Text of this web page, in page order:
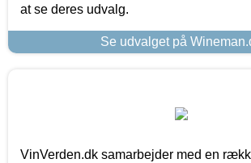
at se deres udvalg.
Se udvalget på
VinVerden.dk samarbejder med en